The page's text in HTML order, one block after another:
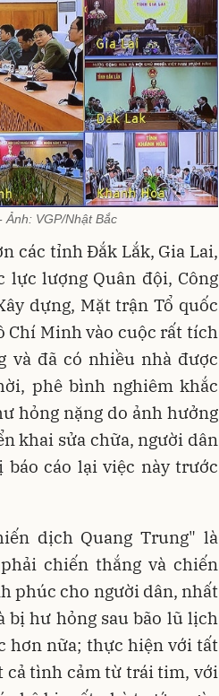
VGP/Nhật Bắc
các tỉnh Đắk Lắk, Gia Lai,
lực lượng Quân đội, Công
dựng, Mặt trận Tổ quốc
Chí Minh vào cuộc rất tích
và đã có nhiều nhà được
phê bình nghiêm khắc
hỏng nặng do ảnh hưởng
khai sửa chữa, người dân
cáo lại việc này trước
dịch Quang Trung" là
chiến thắng và chiến
phúc cho người dân, nhất
bị hư hỏng sau bão lũ lịch
hơn nữa; thực hiện với tất
cả tình cảm từ trái tim, với